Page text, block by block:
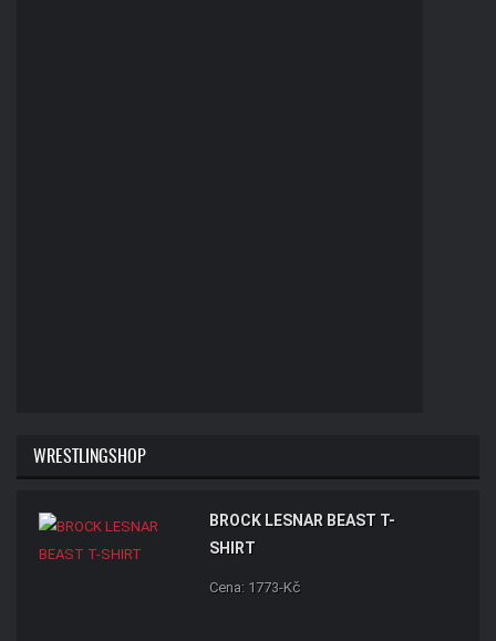
WRESTLINGSHOP
BROCK LESNAR BEAST T-
SHIRT
Cena: 1773-Kč